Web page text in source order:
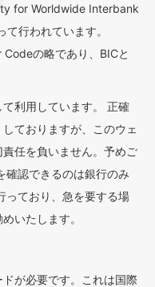
for Worldwide Interbank
行われています。
の略であり、BICと
利用しています。 正確
ておりますが、このウェ
任を負いません。予めご
確認できるのは銀行のみ
っており、急を要する場
いたします。
が必要です。これは国際